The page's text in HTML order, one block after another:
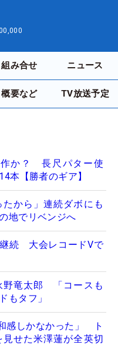
組み合せ ニュース
概要など TV放送予定
作か？ 長尺パター使
本【勝者のギア】
たから」連続ダボにも
地でリベンジへ
継続 大会レコードVで
野竜太郎 「コースも
もタフ」
感しかなかった」 ト
せた米澤蓮が全英切